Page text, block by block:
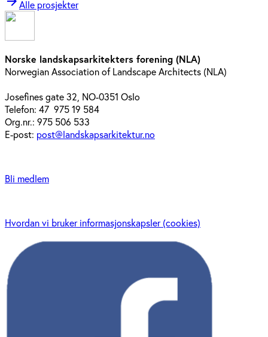
Alle prosjekter
Norske landskapsarkitekters forening (NLA)
Norwegian Association of Landscape Architects (NLA)
Josefines gate 32, NO-0351 Oslo
Telefon: 47 975 19 584
Org.nr.: 975 506 533
E-post: post@landskapsarkitektur.no
Bli medlem
Hvordan vi bruker informasjonskapsler (cookies)